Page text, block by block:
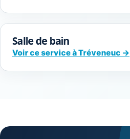
Salle de bain
Voir ce service à Tréveneuc →